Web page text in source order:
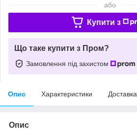
або
Купити з
Що таке купити з Пром?
Замовлення під захистом
Опис Характеристики Доставка
Опис